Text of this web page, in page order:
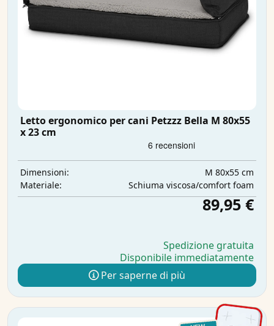
Letto ergonomico per cani Petzzz Bella M 80x55
x 23 cm
Dimensioni:
M 80x55 cm
Materiale:
Schiuma viscosa/comfort foam
89,95 €
Spedizione gratuita
Disponibile immediatamente
Per saperne di più